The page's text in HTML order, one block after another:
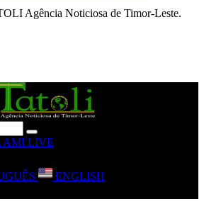
Agência Noticiosa de Timor-Leste.
AMI LIVE
ENGLISH